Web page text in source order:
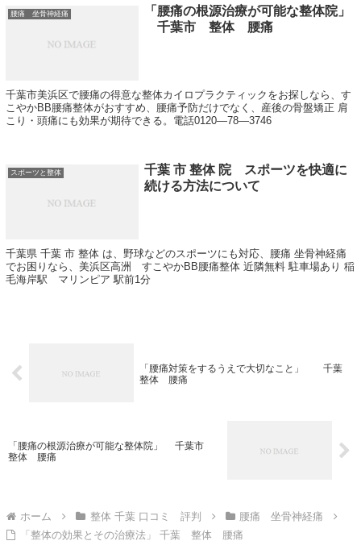
腰痛 坐骨神経痛
「腰痛の根源治療が可能な整体院」
千葉市 整体 腰痛
千葉市美浜区で腰痛の得意な整体カイロプラクティックをお探しなら、す
こやかBB腰痛整体がおすすめ、腰痛予防だけでなく、産後の骨盤矯正 肩
こり・頭痛にも効果が期待できる。電話0120―78―3746
スポーツと整体
千葉 市 整体 院 スポーツを快適に
続ける方法について
千葉県 千葉 市 整体 は、野球などのスポーツにも対応、腰痛 坐骨神経痛
でお困りなら、美浜区高洲 すこやかBB腰痛整体 近隣無料 駐車場あり 稲
毛海岸駅 マリンピア 駅前1分
「腰痛対策をするうえで大切なこと」 千葉
整体 腰痛
「腰痛の根源治療が可能な整体院」 千葉市
整体 腰痛
ホーム 整体 千葉 口コミ 評判
腰痛 坐骨神経痛
「整体の効果とその治療法」 千葉 整体 腰痛